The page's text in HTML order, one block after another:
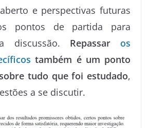
e perspectivas futuras
pontos de partida para
discussão. Repassar os
também é um ponto
tudo que foi estudado,
a se discutir.